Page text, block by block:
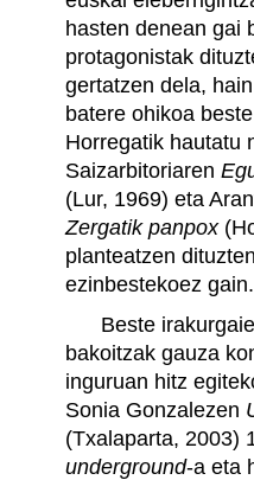
hasten denean gai
protagonistak
gertatzen dela,
batere ohikoa
Horregatik hautatu
Saizarbitoriaren
(Lur, 1969) eta
Zergatik panpox
planteatzen
ezinbestekoez gain.
Beste
bakoitzak gauza
inguruan hitz
Sonia Gonzalezen
(Txalaparta, 2003)
underground-a eta